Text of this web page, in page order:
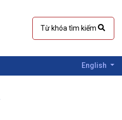
English